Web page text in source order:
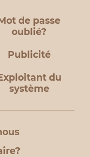
de passe
oublié?
Publicité
du
système